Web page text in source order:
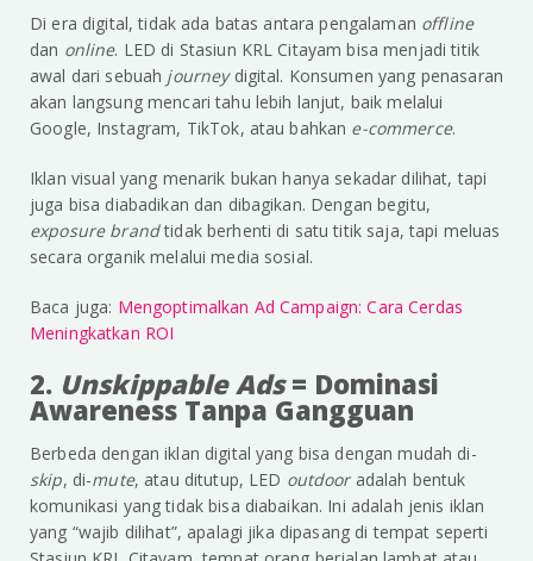
Di era digital, tidak ada batas antara pengalaman offline
dan online. LED di Stasiun KRL Citayam bisa menjadi titik
awal dari sebuah journey digital. Konsumen yang penasaran
akan langsung mencari tahu lebih lanjut, baik melalui
Google, Instagram, TikTok, atau bahkan e-commerce.
Iklan visual yang menarik bukan hanya sekadar dilihat, tapi
juga bisa diabadikan dan dibagikan. Dengan begitu,
exposure brandtidak berhenti di satu titik saja, tapi meluas
secara organik melalui media sosial.
Baca juga: Mengoptimalkan Ad Campaign: Cara Cerdas
Meningkatkan ROI
2. Unskippable Ads= Dominasi
Awareness Tanpa Gangguan
Berbeda dengan iklan digital yang bisa dengan mudah di-
skip, di-mute, atau ditutup, LED outdoor adalah bentuk
komunikasi yang tidak bisa diabaikan. Ini adalah jenis iklan
yang “wajib dilihat”, apalagi jika dipasang di tempat seperti